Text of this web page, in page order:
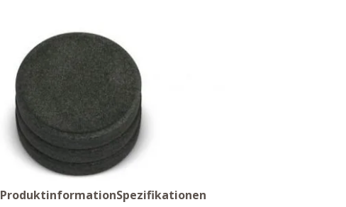
ProduktinformationSpezifikationen